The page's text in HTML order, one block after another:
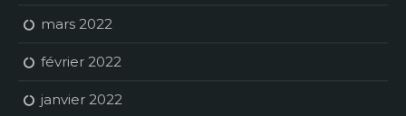
mars 2022
février 2022
janvier 2022